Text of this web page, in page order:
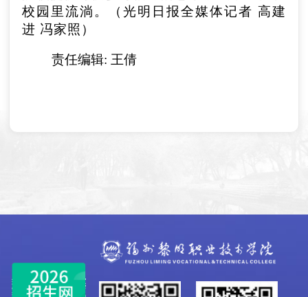
校园里流淌。（光明日报全媒体记者 高建
进 冯家照）
责任编辑: 王倩